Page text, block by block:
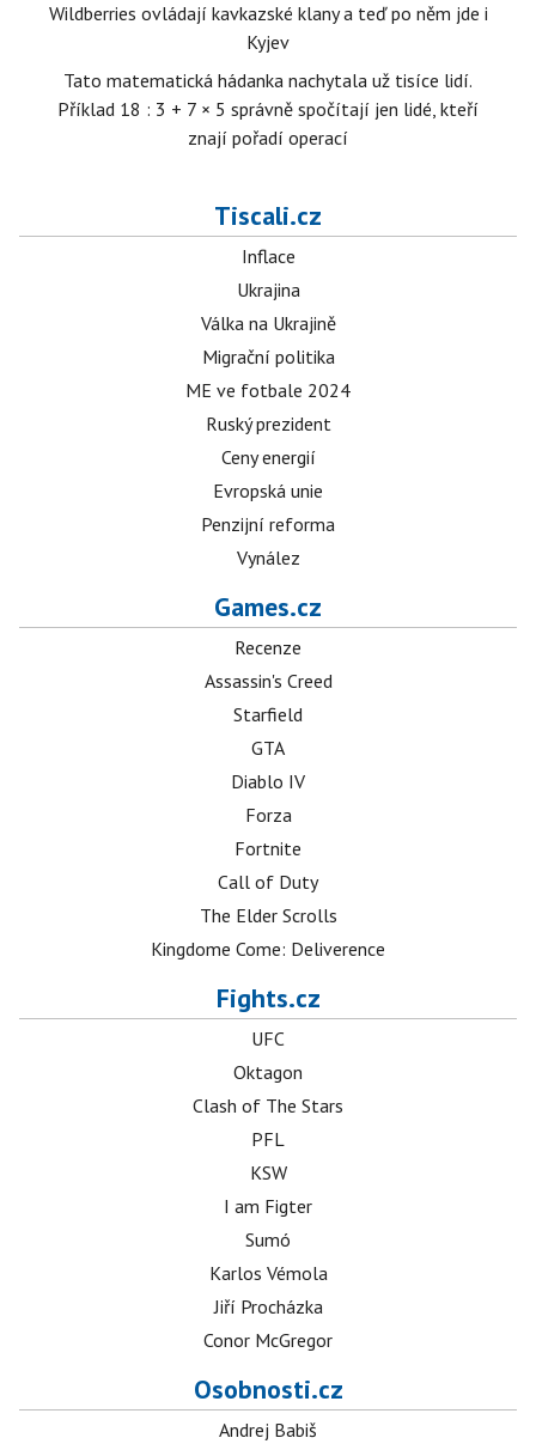
Wildberries ovládají kavkazské klany a teď po něm jde i
Kyjev
Tato matematická hádanka nachytala už tisíce lidí.
Příklad 18 : 3 + 7 × 5 správně spočítají jen lidé, kteří
znají pořadí operací
Tiscali.cz
Inflace
Ukrajina
Válka na Ukrajině
Migrační politika
ME ve fotbale 2024
Ruský prezident
Ceny energií
Evropská unie
Penzijní reforma
Vynález
Games.cz
Recenze
Assassin's Creed
Starfield
GTA
Diablo IV
Forza
Fortnite
Call of Duty
The Elder Scrolls
Kingdome Come: Deliverence
Fights.cz
UFC
Oktagon
Clash of The Stars
PFL
KSW
I am Figter
Sumó
Karlos Vémola
Jiří Procházka
Conor McGregor
Osobnosti.cz
Andrej Babiš